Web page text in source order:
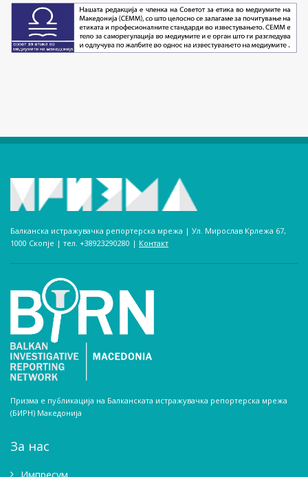
Балканска истражувачка репортерска мрежа | Ул. Мирослав Крлежа 67,
1000 Скопје | тел. +38923290280­ | Контакт
Призма е публикација на Балканската истражувачка репортерска мрежа
(БИРН) Македонија
За нас